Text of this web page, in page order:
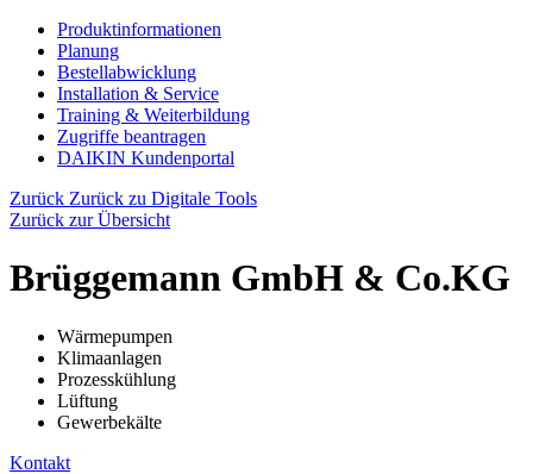
Produktinformationen
Planung
Bestellabwicklung
Installation & Service
Training & Weiterbildung
Zugriffe beantragen
DAIKIN Kundenportal
Zurück Zurück zu Digitale Tools
Zurück zur Übersicht
Brüggemann GmbH & Co.KG
Wärmepumpen
Klimaanlagen
Prozesskühlung
Lüftung
Gewerbekälte
Kontakt